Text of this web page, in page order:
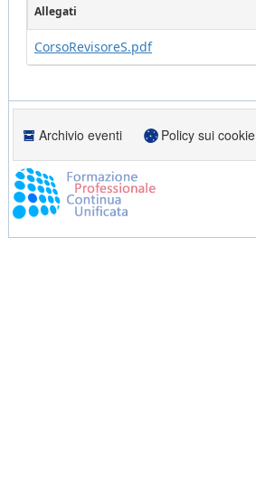
Allegati
CorsoRevisoreS.pdf
Archivio eventi Policy sui cookie